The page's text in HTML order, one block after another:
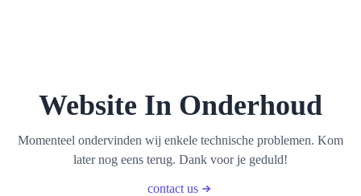
Website In Onderhoud
Momenteel ondervinden wij enkele technische problemen. Kom
later nog eens terug. Dank voor je geduld!
contact us